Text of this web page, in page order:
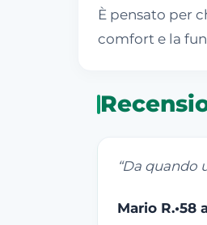
È pensato per
comfort e la
“Da quando
Mario R.•58